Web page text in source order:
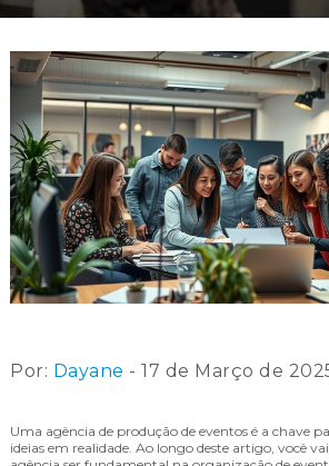
Por: Dayane - 17 de Março de
Uma agência de produção de eventos é a chave
ideias em realidade. Ao longo deste artigo, você